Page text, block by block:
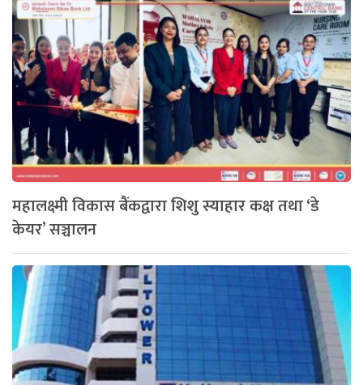
महालक्ष्मी विकास बैंकद्वारा शिशु स्याहार कक्ष तथा ‘डे
केयर’ सञ्चालन